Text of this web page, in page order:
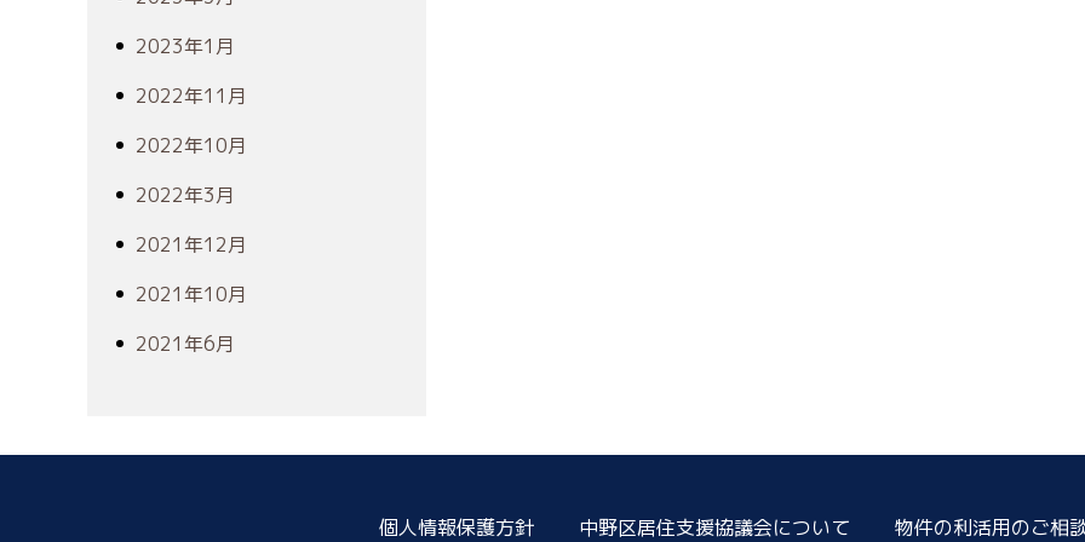
2023年1月
2022年11月
2022年10月
2022年3月
2021年12月
2021年10月
2021年6月
個人情報保護方針 中野区居住支援協議会について 物件の利活用のご相